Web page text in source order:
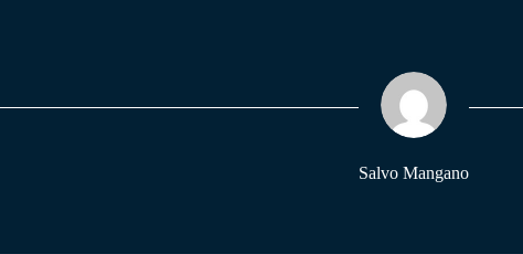
pp m
Salvo Mangano